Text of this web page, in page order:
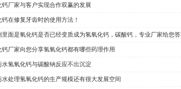
钙厂家与客户实现合作双赢的发展
钙在修复牙齿时的使用方法！
里面是氧化钙是否已经变质成为氢氧化钙，碳酸钙，专业厂家给您
钙厂家向您分享氢氧化钙都有哪些药理作用
水氢氧化钙与碳酸钠反应不出沉淀
水处理氢氧化钙的生产规模还有很大发展空间